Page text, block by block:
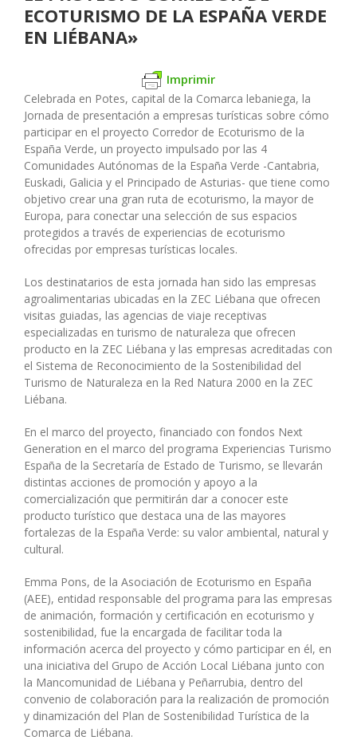
ECOTURISMO DE LA ESPAÑA VERDE
EN LIÉBANA»
Imprimir
Celebrada en Potes, capital de la Comarca lebaniega, la
Jornada de presentación a empresas turísticas sobre cómo
participar en el proyecto Corredor de Ecoturismo de la
España Verde, un proyecto impulsado por las 4
Comunidades Autónomas de la España Verde -Cantabria,
Euskadi, Galicia y el Principado de Asturias- que tiene como
objetivo crear una gran ruta de ecoturismo, la mayor de
Europa, para conectar una selección de sus espacios
protegidos a través de experiencias de ecoturismo
ofrecidas por empresas turísticas locales.
Los destinatarios de esta jornada han sido las empresas
agroalimentarias ubicadas en la ZEC Liébana que ofrecen
visitas guiadas, las agencias de viaje receptivas
especializadas en turismo de naturaleza que ofrecen
producto en la ZEC Liébana y las empresas acreditadas con
el Sistema de Reconocimiento de la Sostenibilidad del
Turismo de Naturaleza en la Red Natura 2000 en la ZEC
Liébana.
En el marco del proyecto, financiado con fondos Next
Generation en el marco del programa Experiencias Turismo
España de la Secretaría de Estado de Turismo, se llevarán
distintas acciones de promoción y apoyo a la
comercialización que permitirán dar a conocer este
producto turístico que destaca una de las mayores
fortalezas de la España Verde: su valor ambiental, natural y
cultural.
Emma Pons, de la Asociación de Ecoturismo en España
(AEE), entidad responsable del programa para las empresas
de animación, formación y certificación en ecoturismo y
sostenibilidad, fue la encargada de facilitar toda la
información acerca del proyecto y cómo participar en él, en
una iniciativa del Grupo de Acción Local Liébana junto con
la Mancomunidad de Liébana y Peñarrubia, dentro del
convenio de colaboración para la realización de promoción
y dinamización del Plan de Sostenibilidad Turística de la
Comarca de Liébana.